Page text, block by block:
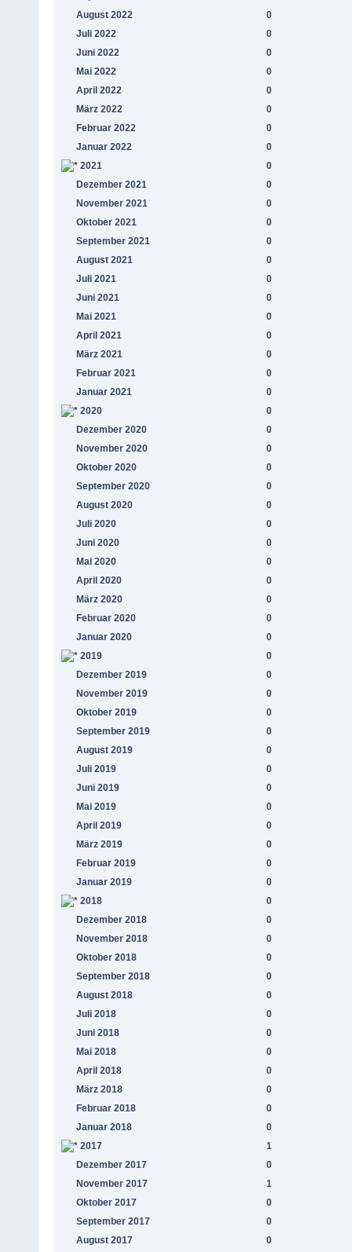
August 2022
0
Juli 2022
0
Juni 2022
0
Mai 2022
0
April 2022
0
März 2022
0
Februar 2022
0
Januar 2022
0
2021
0
Dezember 2021
0
November 2021
0
Oktober 2021
0
September 2021
0
August 2021
0
Juli 2021
0
Juni 2021
0
Mai 2021
0
April 2021
0
März 2021
0
Februar 2021
0
Januar 2021
0
2020
0
Dezember 2020
0
November 2020
0
Oktober 2020
0
September 2020
0
August 2020
0
Juli 2020
0
Juni 2020
0
Mai 2020
0
April 2020
0
März 2020
0
Februar 2020
0
Januar 2020
0
2019
0
Dezember 2019
0
November 2019
0
Oktober 2019
0
September 2019
0
August 2019
0
Juli 2019
0
Juni 2019
0
Mai 2019
0
April 2019
0
März 2019
0
Februar 2019
0
Januar 2019
0
2018
0
Dezember 2018
0
November 2018
0
Oktober 2018
0
September 2018
0
August 2018
0
Juli 2018
0
Juni 2018
0
Mai 2018
0
April 2018
0
März 2018
0
Februar 2018
0
Januar 2018
0
2017
1
Dezember 2017
0
November 2017
1
Oktober 2017
0
September 2017
0
August 2017
0